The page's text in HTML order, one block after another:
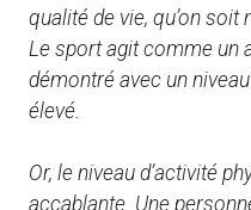
qualité de vie, qu’on soit
Le sport agit comme un
démontré avec un
élevé.
Or, le niveau d’activité
accablante. Une